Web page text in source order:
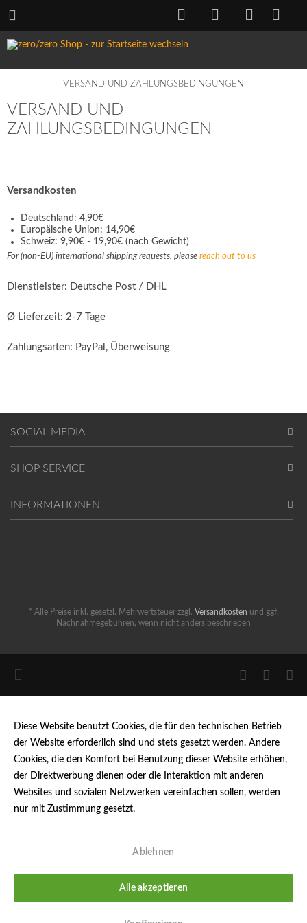
VERSAND UND ZAHLUNGSBEDINGUNGEN
VERSAND UND
ZAHLUNGSBEDINGUNGEN
Versandkosten
Deutschland: 4,90€
Europäische Union: 14,90€
Schweiz: 9,90€ - 19,90€ (nach Gewicht)
For (non-EU) international shipping requests, please reach out to us
Dienstleister: Deutsche Post / DHL
Ø Lieferzeit: 2-7 Tage
Zahlungsarten: PayPal, Überweisung
SOCIAL MEDIA
SHOP SERVICE
INFORMATIONEN
* Alle Preise inkl. gesetzl. Mehrwertsteuer zzgl. Versandkosten und ggf.
Nachnahmegebühren, wenn nicht anders beschrieben
Diese Website benutzt Cookies, die für den technischen Betrieb
der Website erforderlich sind und stets gesetzt werden. Andere
Cookies, die den Komfort bei Benutzung dieser Website erhöhen,
der Direktwerbung dienen oder die Interaktion mit anderen
Websites und sozialen Netzwerken vereinfachen sollen, werden
nur mit Zustimmung gesetzt.
Ablehnen
Alle akzeptieren